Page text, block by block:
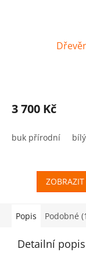
3 700 Kč
buk přírodní bílý
ZOBRAZIT
Popis Podobné
Detailní